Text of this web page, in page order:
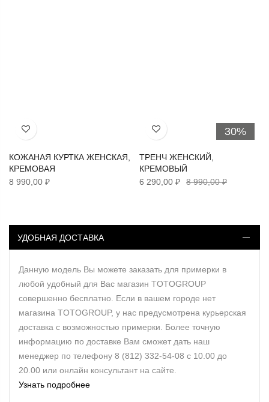
Хочу!
КОЖАНАЯ КУРТКА ЖЕНСКАЯ,
КРЕМОВАЯ
8 990,00 ₽
30%
Хочу!
ТРЕНЧ ЖЕНСКИЙ,
КРЕМОВЫЙ
6 290,00 ₽
8 990,00 ₽
УДОБНАЯ ДОСТАВКА
Данную модель Вы можете заказать для примерки в
любой удобный для Вас магазин TOTOGROUP
совершенно бесплатно. Если в вашем городе нет
магазина TOTOGROUP, у нас предусмотрена курьерская
доставка с возможностью примерки. Более точную
информацию по доставке Вам сможет дать наш
менеджер по телефону 8 (812) 332-54-08 с 10.00 до
20.00 или онлайн консультант на сайте.
Узнать подробнее